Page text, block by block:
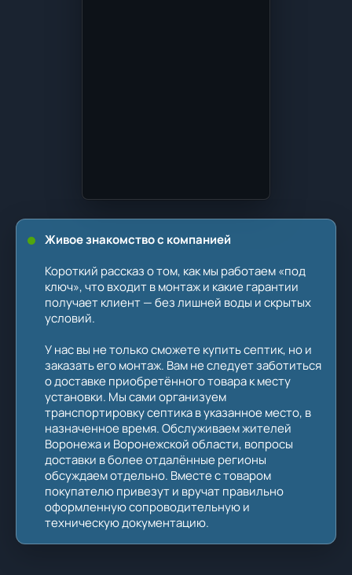
Живое знакомство с компанией
Короткий рассказ о том, как мы работаем «под
ключ», что входит в монтаж и какие гарантии
получает клиент — без лишней воды и скрытых
условий.
У нас вы не только сможете купить септик, но и
заказать его монтаж. Вам не следует заботиться
о доставке приобретённого товара к месту
установки. Мы сами организуем
транспортировку септика в указанное место, в
назначенное время. Обслуживаем жителей
Воронежа и Воронежской области, вопросы
доставки в более отдалённые регионы
обсуждаем отдельно. Вместе с товаром
покупателю привезут и вручат правильно
оформленную сопроводительную и
техническую документацию.